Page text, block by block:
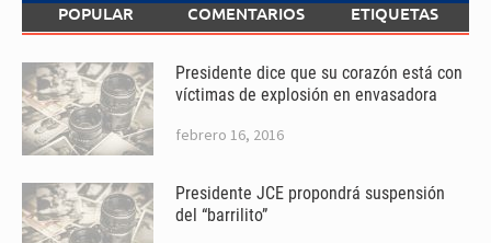
POPULAR COMENTARIOS ETIQUETAS
Presidente dice que su corazón está con
víctimas de explosión en envasadora
febrero 16, 2016
Presidente JCE propondrá suspensión
del “barrilito”